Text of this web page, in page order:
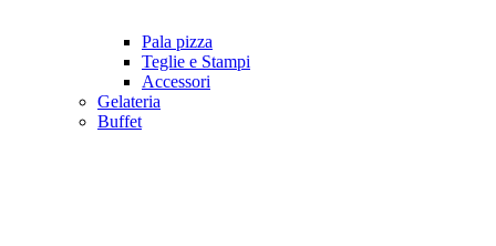
Pala pizza
Teglie e Stampi
Accessori
Gelateria
Buffet